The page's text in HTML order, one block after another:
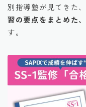
別指導塾が見てきた、
習の要点をまとめた、
す。